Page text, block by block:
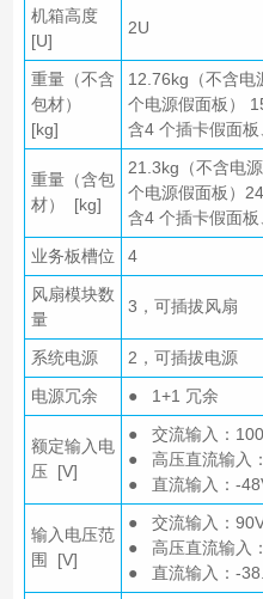
机箱高度
[U]
2U
重量（不含
包材）
[kg]
12.76kg（不含电
个电源假面板）
含4 个插卡假面板
重量（含包
材） [kg]
21.3kg（不含电
个电源假面板）
含4 个插卡假面板
业务板槽位
4
风扇模块数
量
3，可插拔风扇
系统电源
2，可插拔电源
电源冗余
● 1+1 冗余
额定输入电
压 [V]
● 交流输入：
● 高压直流输入
● 直流输入：-
输入电压范
围 [V]
● 交流输入：
● 高压直流输入
● 直流输入：-